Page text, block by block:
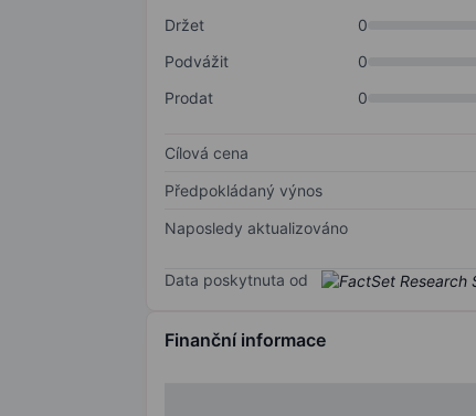
Držet
0
Podvážit
0
Prodat
0
Cílová cena
Předpokládaný výnos
Naposledy aktualizováno
Data poskytnuta od
Finanční informace